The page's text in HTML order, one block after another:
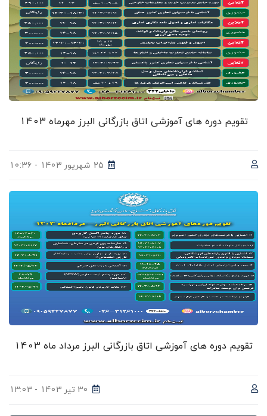
تقویم دوره های آموزشی اتاق بازرگانی البرز مهرماه 1403
25 شهریور 1403 - 10:36
تقویم دوره های آموزشی اتاق بازرگانی البرز مرداد ماه 1403
30 تیر 1403 - 13:03